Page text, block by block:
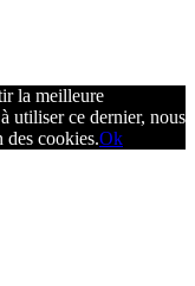
la meilleure
utiliser ce dernier, nous
des cookies.Ok